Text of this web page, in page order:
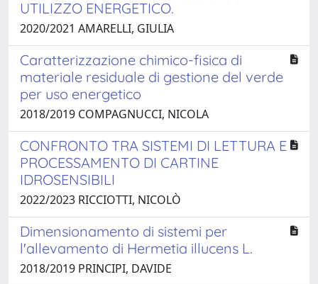
UTILIZZO ENERGETICO.
2020/2021 AMARELLI, GIULIA
Caratterizzazione chimico-fisica di
materiale residuale di gestione del verde
per uso energetico
2018/2019 COMPAGNUCCI, NICOLA
CONFRONTO TRA SISTEMI DI LETTURA E
PROCESSAMENTO DI CARTINE
IDROSENSIBILI
2022/2023 RICCIOTTI, NICOLÒ
Dimensionamento di sistemi per
l'allevamento di Hermetia illucens L.
2018/2019 PRINCIPI, DAVIDE